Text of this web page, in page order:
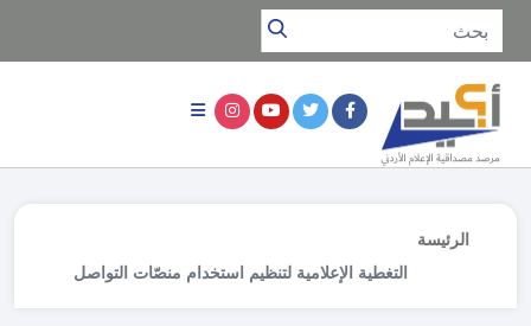
الرئيسة
التغطية الإعلامية لتنظيم استخدام منصّات التواصل